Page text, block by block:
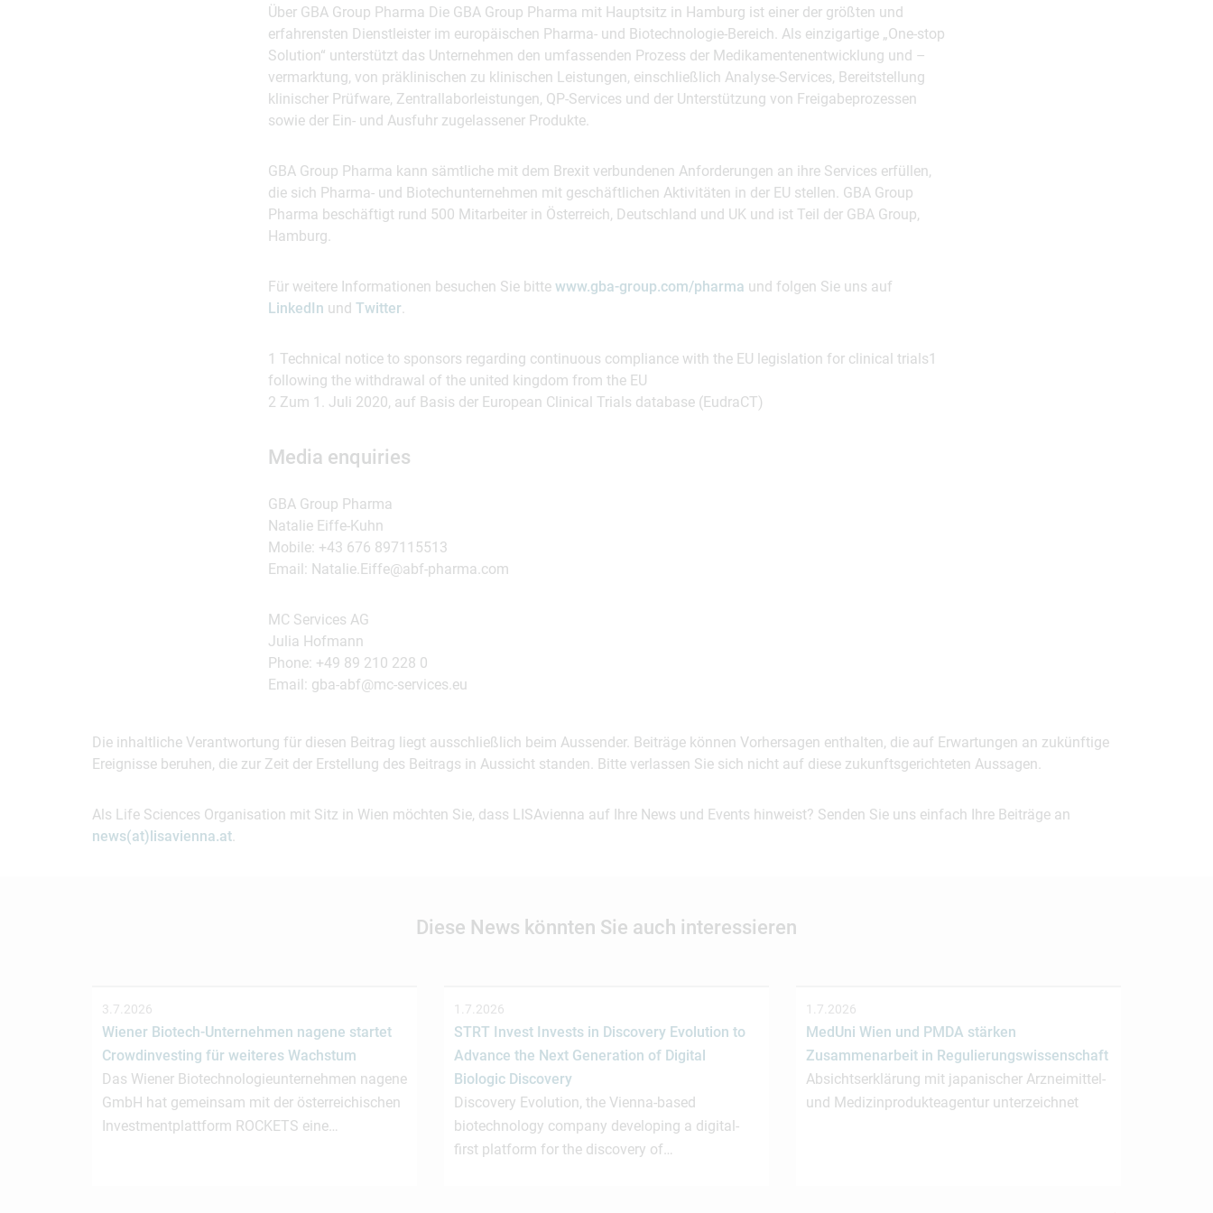
Über GBA Group Pharma Die GBA Group Pharma mit Hauptsitz in Hamburg ist einer der größten und
erfahrensten Dienstleister im europäischen Pharma- und Biotechnologie-Bereich. Als einzigartige „One-stop
Solution“ unterstützt das Unternehmen den umfassenden Prozess der Medikamentenentwicklung und –
vermarktung, von präklinischen zu klinischen Leistungen, einschließlich Analyse-Services, Bereitstellung
klinischer Prüfware, Zentrallaborleistungen, QP-Services und der Unterstützung von Freigabeprozessen
sowie der Ein- und Ausfuhr zugelassener Produkte.
GBA Group Pharma kann sämtliche mit dem Brexit verbundenen Anforderungen an ihre Services erfüllen,
die sich Pharma- und Biotechunternehmen mit geschäftlichen Aktivitäten in der EU stellen. GBA Group
Pharma beschäftigt rund 500 Mitarbeiter in Österreich, Deutschland und UK und ist Teil der GBA Group,
Hamburg.
Für weitere Informationen besuchen Sie bitte www.gba-group.com/pharma und folgen Sie uns auf
LinkedIn und Twitter.
1 Technical notice to sponsors regarding continuous compliance with the EU legislation for clinical trials1
following the withdrawal of the united kingdom from the EU
2 Zum 1. Juli 2020, auf Basis der European Clinical Trials database (EudraCT)
Media enquiries
GBA Group Pharma
Natalie Eiffe-Kuhn
Mobile: +43 676 897115513
Email: Natalie.Eiffe@abf-pharma.com
MC Services AG
Julia Hofmann
Phone: +49 89 210 228 0
Email: gba-abf@mc-services.eu
Die inhaltliche Verantwortung für diesen Beitrag liegt ausschließlich beim Aussender. Beiträge können Vorhersagen enthalten, die auf Erwartungen an zukünftige
Ereignisse beruhen, die zur Zeit der Erstellung des Beitrags in Aussicht standen. Bitte verlassen Sie sich nicht auf diese zukunftsgerichteten Aussagen.
Als Life Sciences Organisation mit Sitz in Wien möchten Sie, dass LISAvienna auf Ihre News und Events hinweist? Senden Sie uns einfach Ihre Beiträge an
news(at)lisavienna.at.
Diese News könnten Sie auch interessieren
3.7.2026
Wiener Biotech-Unternehmen nagene startet
Crowdinvesting für weiteres Wachstum
Das Wiener Biotechnologieunternehmen nagene
GmbH hat gemeinsam mit der österreichischen
Investmentplattform ROCKETS eine…
1.7.2026
STRT Invest Invests in Discovery Evolution to
Advance the Next Generation of Digital
Biologic Discovery
Discovery Evolution, the Vienna-based
biotechnology company developing a digital-
first platform for the discovery of…
1.7.2026
MedUni Wien und PMDA stärken
Zusammenarbeit in Regulierungswissenschaft
Absichtserklärung mit japanischer Arzneimittel-
und Medizinprodukteagentur unterzeichnet